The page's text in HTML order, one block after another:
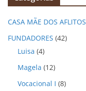
v
o
CASA MÃE DOS AFLITOS
FUNDADORES (42)
Luisa (4)
Magela (12)
Vocacional I (8)